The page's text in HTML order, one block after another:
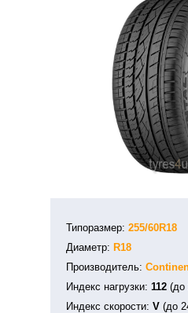
Типоразмер: 255/60R18
Диаметр: R18
Производитель:
Индекс нагрузки: 112 (до
Индекс скорости: V (до